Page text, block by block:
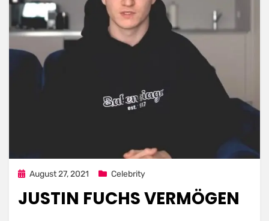
Posted
August 27, 2021 Celebrity
JUSTIN FUCHS VERMÖGEN